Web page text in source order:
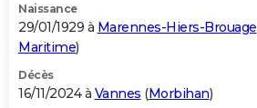
Naissance
29/01/1929 à Marennes-Hiers-Brouage
Maritime)
Décès
16/11/2024 à Vannes (Morbihan)